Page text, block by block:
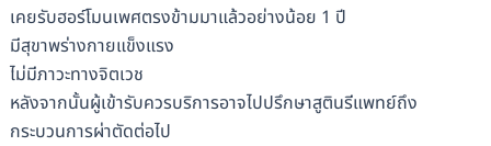
เคยรับฮอร์โมนเพศตรงข้ามมาแล้วอย่างน้อย 1 ปี
มีสุขาพร่างกายแข็งแรง
ไม่มีภาวะทางจิตเวช
หลังจากนั้นผู้เข้ารับควรบริการอาจไปปรึกษาสูตินรีแพทย์ถึง
กระบวนการผ่าตัดต่อไป